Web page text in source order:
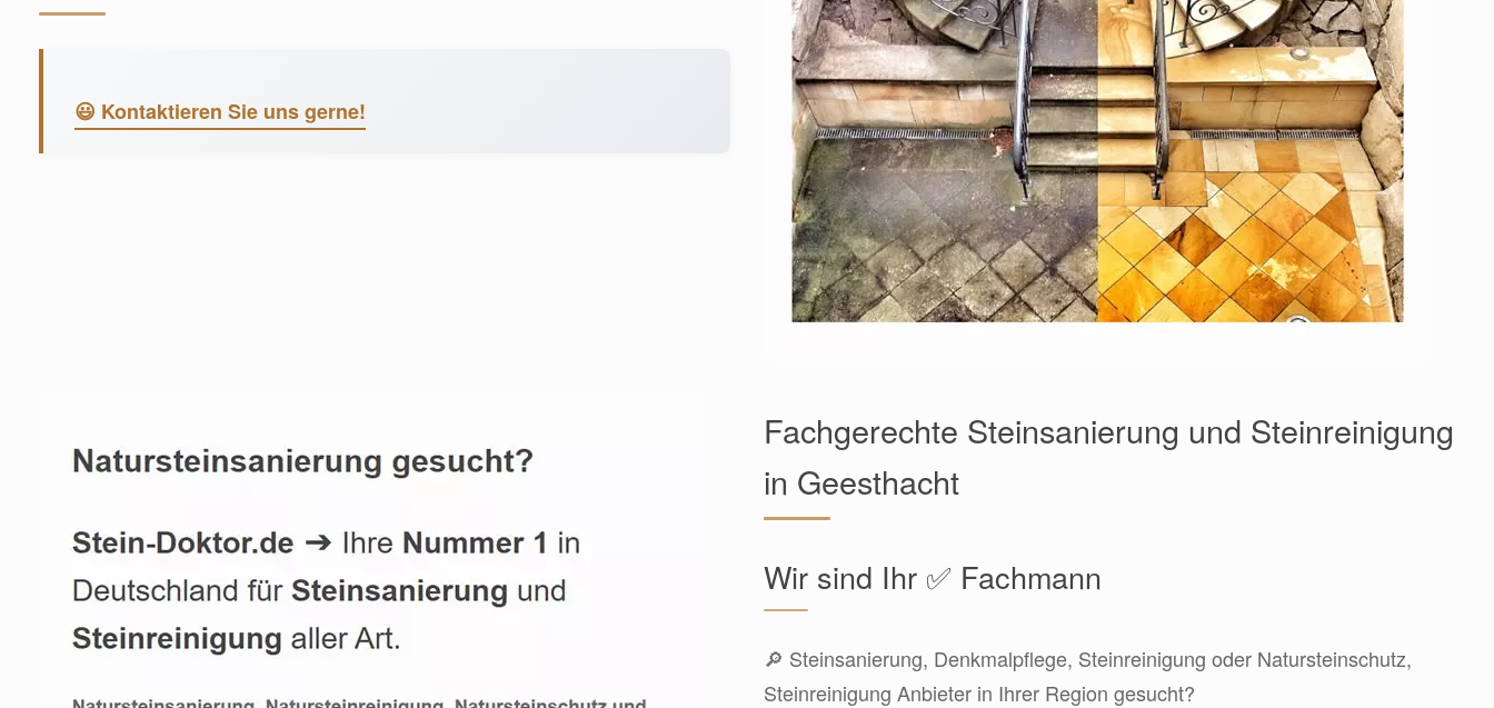
😃 Kontaktieren Sie uns gerne!
Fachgerechte Steinsanierung und Steinreinigung
in Geesthacht
Wir sind Ihr ✅ Fachmann
🔎 Steinsanierung, Denkmalpflege, Steinreinigung oder Natursteinschutz,
Steinreinigung Anbieter in Ihrer Region gesucht?